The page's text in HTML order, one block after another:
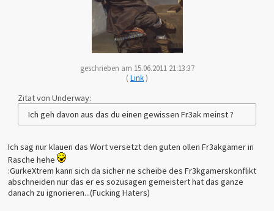
geschrieben am 15.06.2011 21:13:37
(Link)
Zitat von Underway:
Ich geh davon aus das du einen gewissen Fr3ak meinst ?
Ich sag nur klauen das Wort versetzt den guten ollen Fr3akgamer in
Rasche hehe
:GurkeXtrem kann sich da sicher ne scheibe des Fr3kgamerskonflikt
abschneiden nur das er es sozusagen gemeistert hat das ganze
danach zu ignorieren...(Fucking Haters)